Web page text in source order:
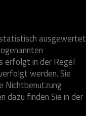
ausgewertet
erfolgt in der Regel
werden. Sie
Nichtbenutzung
dazu finden Sie in der